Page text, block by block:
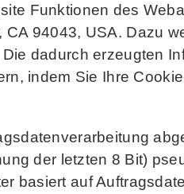
Funktionen des
94043, USA. Dazu
dadurch erzeugten
indem Sie Ihre
der letzten 8 Bit)
basiert auf